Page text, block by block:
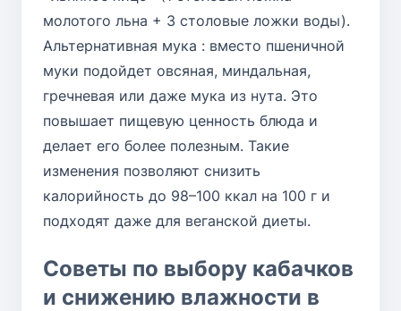
молотого льна + 3 столовые ложки воды).
Альтернативная мука : вместо пшеничной
муки подойдет овсяная, миндальная,
гречневая или даже мука из нута. Это
повышает пищевую ценность блюда и
делает его более полезным. Такие
изменения позволяют снизить
калорийность до 98–100 ккал на 100 г и
подходят даже для веганской диеты.
Советы по выбору кабачков
и снижению влажности в